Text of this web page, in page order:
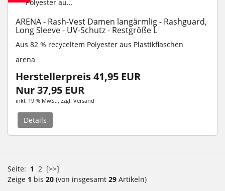
ARENA - Rash-Vest Damen langärmlig - Rashguard,
Long Sleeve - UV-Schutz - Restgröße L
Aus 82 % recyceltem Polyester aus Plastikflaschen
arena
Herstellerpreis 41,95 EUR
Nur 37,95 EUR
inkl. 19 % MwSt. , zzgl. Versand
Details
Seite: 1 2 [>>]
Zeige 1 bis 20 (von insgesamt 29 Artikeln)